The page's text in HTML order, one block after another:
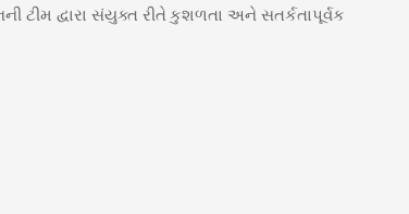
ટીમ દ્વારા સંયુક્ત રીતે કુશળતા અને સતર્કતાપૂર્વક